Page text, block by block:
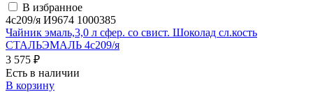
В избранное
4с209/я И9674 1000385
Чайник эмаль,3,0 л сфер. со свист. Шоколад сл.кость
СТАЛЬЭМАЛЬ 4с209/я
3 575 ₽
Есть в наличии
В корзину